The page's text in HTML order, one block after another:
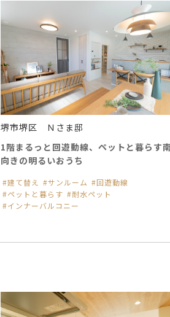
堺市堺区 Ｎさま邸
1階まるっと回遊動線、ペットと暮らす南
向きの明るいおうち
建て替え サンルーム
回遊動線
ペットと暮らす
耐水ペット
インナーバルコニー